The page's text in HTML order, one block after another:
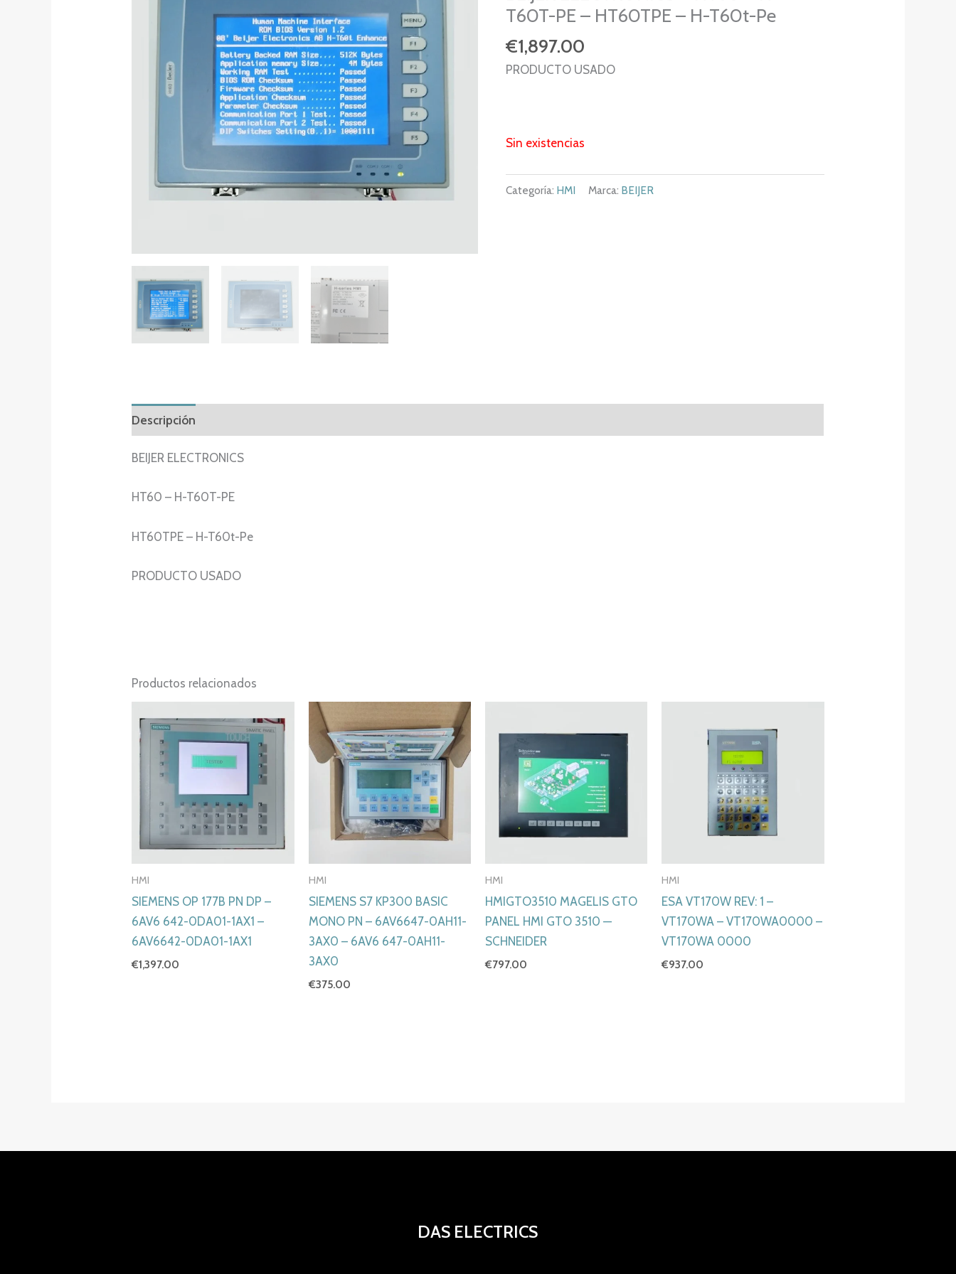
T60T-PE – HT60TPE – H-T60t-Pe
€1,897.00
PRODUCTO USADO
Sin existencias
Categoría: HMI Marca: BEIJER
Descripción
BEIJER ELECTRONICS
HT60 – H-T60T-PE
HT60TPE – H-T60t-Pe
PRODUCTO USADO
Productos relacionados
HMI
SIEMENS OP 177B PN DP –
6AV6 642-0DA01-1AX1 –
6AV6642-0DA01-1AX1
€1,397.00
HMI
SIEMENS S7 KP300 BASIC
MONO PN – 6AV6647-0AH11-
3AX0 – 6AV6 647-0AH11-
3AX0
€375.00
HMI
HMIGTO3510 MAGELIS GTO
PANEL HMI GTO 3510 —
SCHNEIDER
€797.00
HMI
ESA VT170W REV: 1 –
VT170WA – VT170WA0000 –
VT170WA 0000
€937.00
DAS ELECTRICS